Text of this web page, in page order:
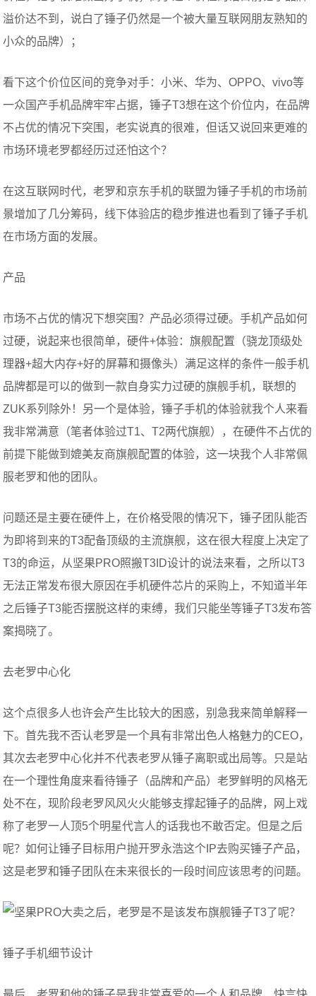
溢价达不到，说白了锤子仍然是一个被大量互联网朋友熟知的
小众的品牌）；
看下这个价位区间的竞争对手：小米、华为、OPPO、vivo等
一众国产手机品牌牢牢占据，锤子T3想在这个价位内，在品牌
不占优的情况下突围，老实说真的很难，但话又说回来更难的
市场环境老罗都经历过还怕这个？
在这互联网时代，老罗和京东手机的联盟为锤子手机的市场前
景增加了几分筹码，线下体验店的稳步推进也看到了锤子手机
在市场方面的发展。
产品
市场不占优的情况下想突围？产品必须得过硬。手机产品如何
过硬，说起来也很简单，硬件+体验：旗舰配置（骁龙顶级处
理器+超大内存+好的屏幕和摄像头）满足这样的条件一般手机
品牌都是可以的做到一款自身实力过硬的旗舰手机，联想的
ZUK系列除外！另一个是体验，锤子手机的体验就我个人来看
我非常满意（笔者体验过T1、T2两代旗舰），在硬件不占优的
前提下能做到媲美友商旗舰配置的体验，这一块我个人非常佩
服老罗和他的团队。
问题还是主要在硬件上，在价格受限的情况下，锤子团队能否
为即将到来的T3配备顶级的主流旗舰，这在很大程度上决定了
T3的命运，从坚果PRO照搬T3ID设计的说法来看，之所以T3
无法正常发布很大原因在手机硬件芯片的采购上，不知道半年
之后锤子T3能否摆脱这样的束缚，我们只能坐等锤子T3发布答
案揭晓了。
去老罗中心化
这个点很多人也许会产生比较大的困惑，别急我来简单解释一
下。首先我不否认老罗是一个具有非常出色人格魅力的CEO，
其次去老罗中心化并不代表老罗从锤子离职或出局等。只是站
在一个理性角度来看待锤子（品牌和产品）老罗鲜明的风格无
处不在，现阶段老罗风风火火能够支撑起锤子的品牌，网上戏
称了老罗一人顶5个明星代言人的话我也不敢否定。但是之后
呢？如何让锤子目标用户抛开罗永浩这个IP去购买锤子产品，
这是老罗和锤子团队在未来很长的一段时间应该思考的问题。
锤子手机细节设计